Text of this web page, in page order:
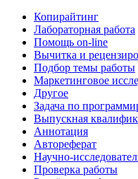
Копирайтинг
Лабораторная работа
Помощь on-line
Вычитка и
Подбор темы работы
Маркетинговое
Другое
Задача по
Выпускная
Аннотация
Автореферат
Научно-
Проверка работы